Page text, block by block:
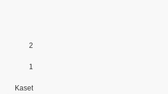
2
1
Kaset